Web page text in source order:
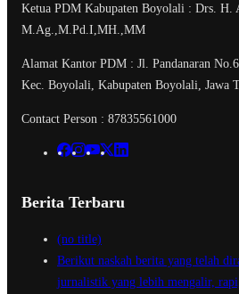
Ketua PDM Kabupaten Boyolali : Drs. H.
M.Ag.,M.Pd.I,MH.,MM
Alamat Kantor PDM : Jl. Pandanaran
Kec. Boyolali, Kabupaten Boyolali, Jawa
Contact Person : 87835561000
Berita Terbaru
(no title)
Berikut naskah berita yang telah
jurnalistik yang lebih mengalir,